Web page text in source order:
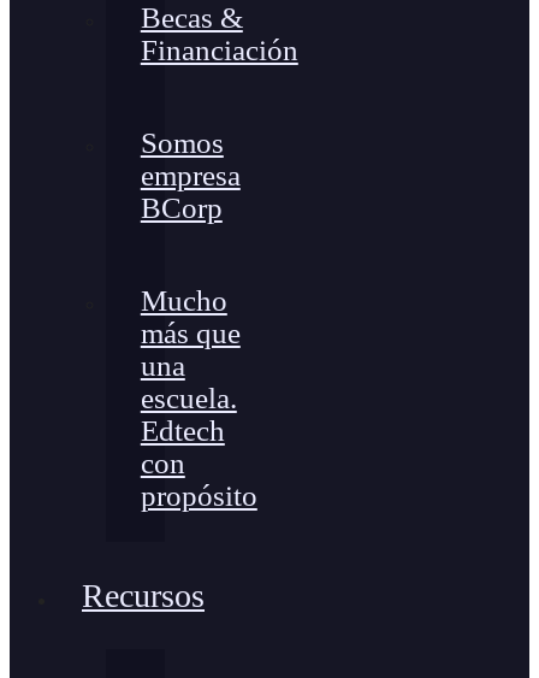
Becas &
Financiación
Somos
empresa
BCorp
Mucho
más que
una
escuela.
Edtech
con
propósito
Recursos